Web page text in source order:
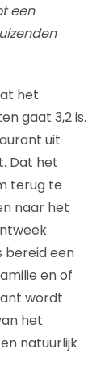
een
het
gaat 3,2 is.
uit
Dat het
terug te
naar het
bereid een
en of
wordt
het
natuurlijk